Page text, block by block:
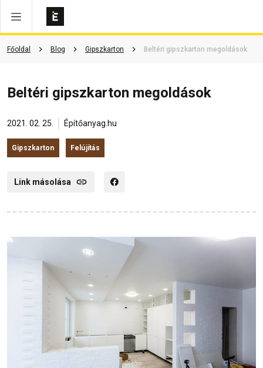
Főoldal Blog Gipszkarton Beltéri gipszkarton megoldások
Beltéri gipszkarton megoldások
2021. 02. 25. Építőanyag.hu
Gipszkarton Felújítás
Link másolása